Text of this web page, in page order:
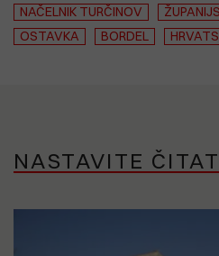
NAČELNIK TURČINOV
OSTAVKA
BORDEL
NASTAVITE